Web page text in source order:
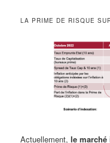
LA PRIME DE RISQUE
Actuellement,le